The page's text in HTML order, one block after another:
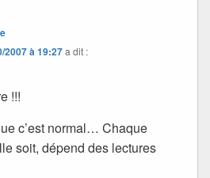
2007 à 19:27a dit :
!!!
c’est normal… Chaque
soit, dépend des lectures